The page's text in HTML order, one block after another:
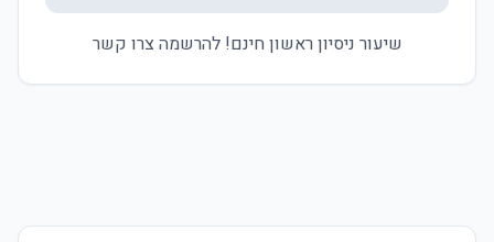
שיעור ניסיון ראשון חינם! להרשמה צרו קשר